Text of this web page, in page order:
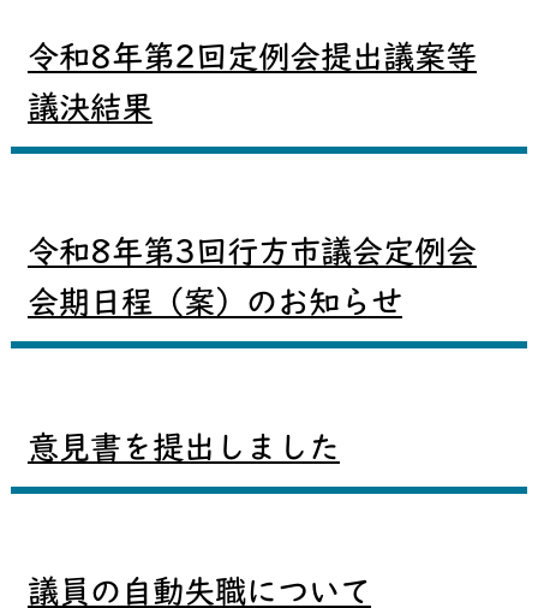
令和8年第2回定例会提出議案等
議決結果
令和8年第3回行方市議会定例会
会期日程（案）のお知らせ
意見書を提出しました
議員の自動失職について